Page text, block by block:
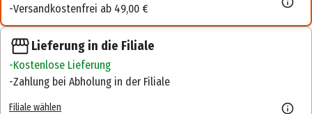
Versandkostenfrei ab 49,00 €
Lieferung in die Filiale
Kostenlose Lieferung
Zahlung bei Abholung in der Filiale
Filiale wählen